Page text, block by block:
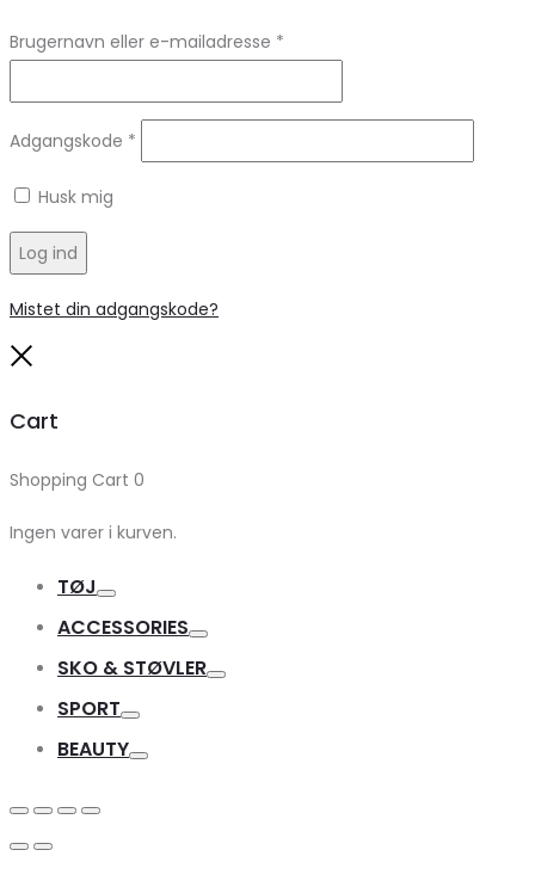
Brugernavn eller e-mailadresse *
Adgangskode *
Husk mig
Log ind
Mistet din adgangskode?
Cart
Shopping Cart 0
Ingen varer i kurven.
TØJ
ACCESSORIES
SKO & STØVLER
SPORT
BEAUTY